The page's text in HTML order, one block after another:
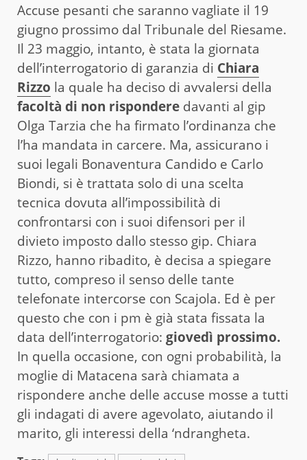
Accuse pesanti che saranno vagliate il 19
giugno prossimo dal Tribunale del Riesame.
Il 23 maggio, intanto, è stata la giornata
dell’interrogatorio di garanzia di Chiara
Rizzo la quale ha deciso di avvalersi della
facoltà di non rispondere davanti al gip
Olga Tarzia che ha firmato l’ordinanza che
l’ha mandata in carcere. Ma, assicurano i
suoi legali Bonaventura Candido e Carlo
Biondi, si è trattata solo di una scelta
tecnica dovuta all’impossibilità di
confrontarsi con i suoi difensori per il
divieto imposto dallo stesso gip. Chiara
Rizzo, hanno ribadito, è decisa a spiegare
tutto, compreso il senso delle tante
telefonate intercorse con Scajola. Ed è per
questo che con i pm è già stata fissata la
data dell’interrogatorio: giovedì prossimo.
In quella occasione, con ogni probabilità, la
moglie di Matacena sarà chiamata a
rispondere anche delle accuse mosse a tutti
gli indagati di avere agevolato, aiutando il
marito, gli interessi della ‘ndrangheta.